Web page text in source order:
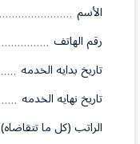
الأسم
رقم الهاتف
تاريخ بدايه الخدمه
تاريخ نهايه الخدمه
الراتب (كل ما تتقاضاه)